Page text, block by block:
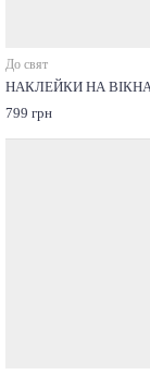
До свят
НАКЛЕЙКИ НА
799 грн